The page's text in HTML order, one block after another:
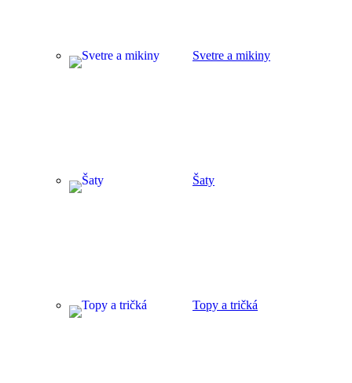
Svetre a mikiny
Šaty
Topy a tričká